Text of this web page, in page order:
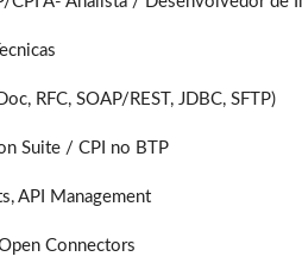
RFC, SOAP/REST, JDBC, SFTP)
Suite / CPI no BTP
API Management
Connectors